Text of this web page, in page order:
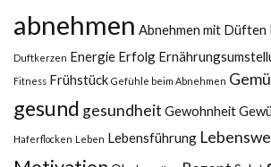
abnehmen Abnehmen mit Düften
Duftkerzen Energie Erfolg
Fitness Frühstück Gefühle beim Abnehmen
gesund gesundheit Gewohnheit
Haferflocken Leben Lebensführung